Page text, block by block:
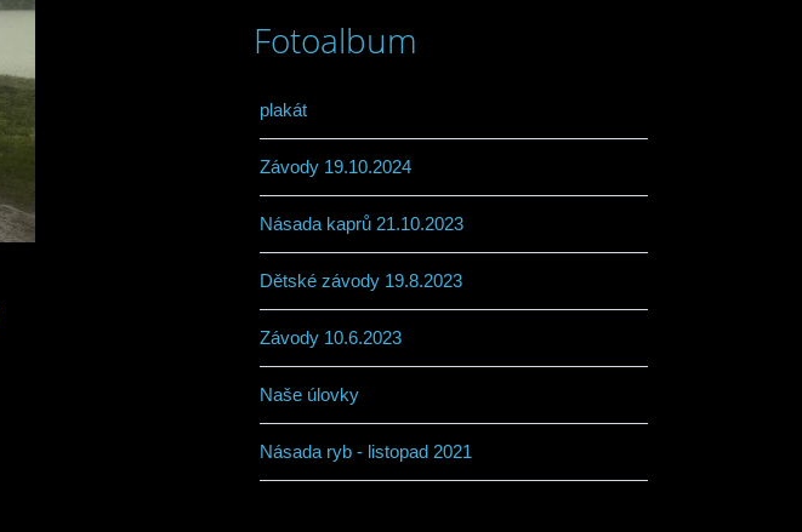
Fotoalbum
plakát
Závody 19.10.2024
Násada kaprů 21.10.2023
Dětské závody 19.8.2023
Závody 10.6.2023
Naše úlovky
Násada ryb - listopad 2021